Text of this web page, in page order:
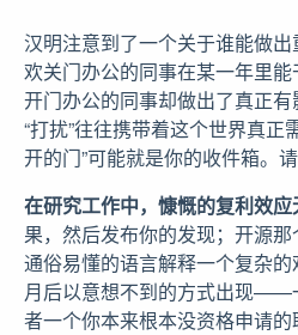
汉明注意到了一个关于谁能做
欢关门办公的同事在某一年里
开门办公的同事却做出了真正
“打扰”往往携带着这个世界真正
开的门”可能就是你的收件箱。
在研究工作中，慷慨的复利效应
果，然后发布你的发现；开源
通俗易懂的语言解释一个复杂
月后以意想不到的方式出现——
者一个你本来根本没资格申请的